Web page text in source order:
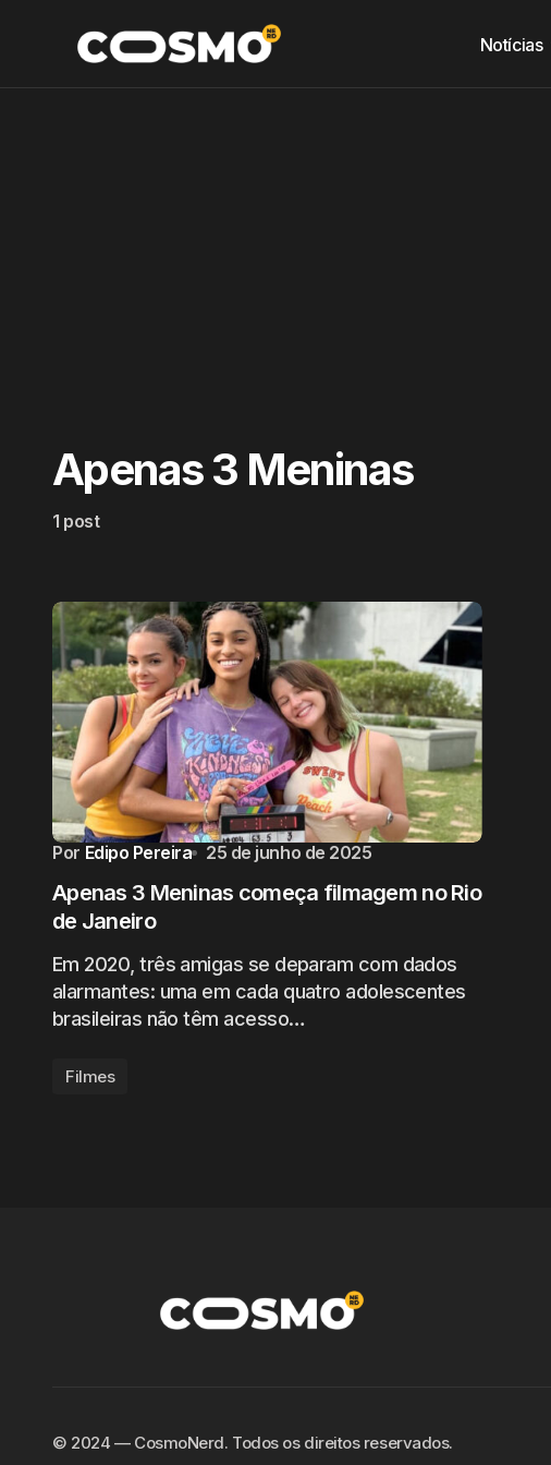
Notícias
Apenas 3 Meninas
1 post
Por Edipo Pereira 25 de junho de 2025
Apenas 3 Meninas começa filmagem no Rio
de Janeiro
Em 2020, três amigas se deparam com dados
alarmantes: uma em cada quatro adolescentes
brasileiras não têm acesso…
Filmes
©️ 2024 — CosmoNerd. Todos os direitos reservados.